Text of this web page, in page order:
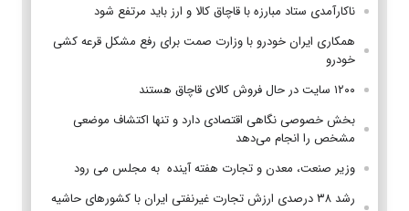
ناکارآمدی ستاد مبارزه با قاچاق کالا و ارز باید مرتفع شود
همکاری ایران خودرو با وزارت صمت برای رفع مشکل قرعه کشی
خودرو
۱۲۰۰ سایت در حال فروش کالای قاچاق هستند
بخش خصوصی نگاهی اقتصادی دارد و تنها اکتشاف موضعی
مشخص را انجام می‌دهد
وزیر صنعت، معدن و تجارت هفته آینده به مجلس می رود
رشد ۳۸ درصدی ارزش تجارت غیرنفتی ایران با کشورهای حاشیه